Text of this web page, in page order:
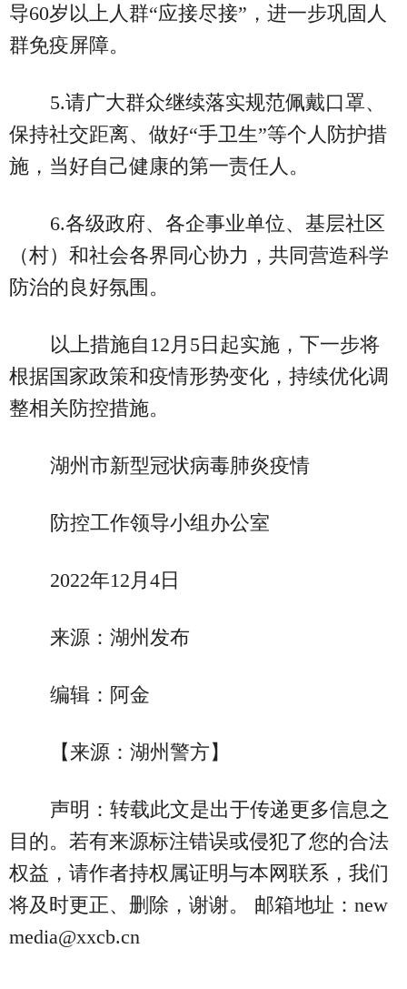
导60岁以上人群“应接尽接”，进一步巩固人
群免疫屏障。
5.请广大群众继续落实规范佩戴口罩、
保持社交距离、做好“手卫生”等个人防护措
施，当好自己健康的第一责任人。
6.各级政府、各企事业单位、基层社区
（村）和社会各界同心协力，共同营造科学
防治的良好氛围。
以上措施自12月5日起实施，下一步将
根据国家政策和疫情形势变化，持续优化调
整相关防控措施。
湖州市新型冠状病毒肺炎疫情
防控工作领导小组办公室
2022年12月4日
来源：湖州发布
编辑：阿金
【来源：湖州警方】
声明：转载此文是出于传递更多信息之
目的。若有来源标注错误或侵犯了您的合法
权益，请作者持权属证明与本网联系，我们
将及时更正、删除，谢谢。 邮箱地址：new
media@xxcb.cn